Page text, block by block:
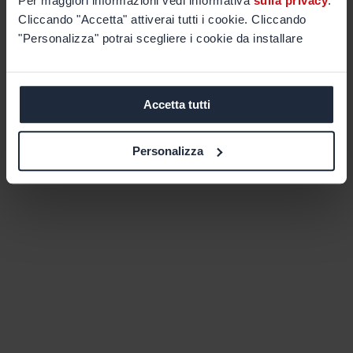
Cliccando "Accetta" attiverai tutti i cookie. Cliccando
"Personalizza" potrai scegliere i cookie da installare
Accetta tutti
Personalizza